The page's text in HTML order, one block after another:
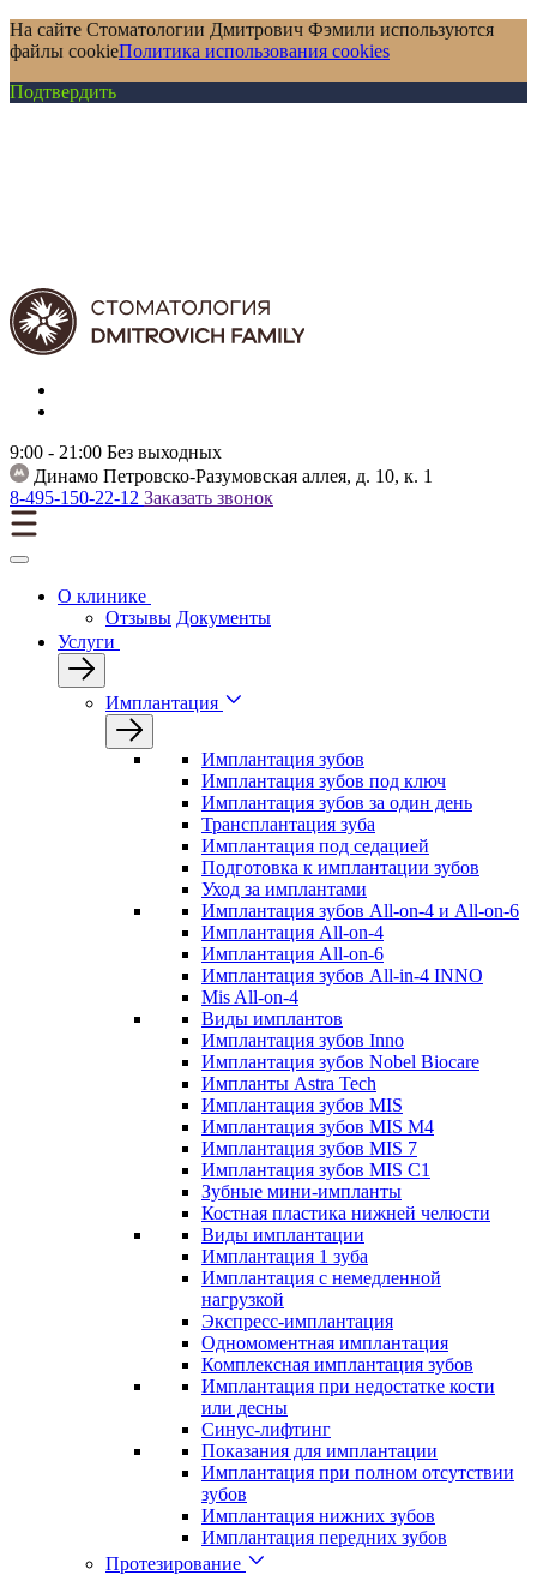
На сайте Стоматологии Дмитрович Фэмили используются
файлы cookieПолитика использования cookies
Подтвердить
9:00 - 21:00 Без выходных
Динамо Петровско-Разумовская аллея, д. 10, к. 1
8-495-150-22-12 Заказать звонок
О клинике
Отзывы Документы
Услуги
Имплантация
Имплантация зубов
Имплантация зубов под ключ
Имплантация зубов за один день
Трансплантация зуба
Имплантация под седацией
Подготовка к имплантации зубов
Уход за имплантами
Имплантация зубов All-on-4 и All-on-6
Имплантация All-on-4
Имплантация All-on-6
Имплантация зубов All-in-4 INNO
Mis All-on-4
Виды имплантов
Имплантация зубов Inno
Имплантация зубов Nobel Biocare
Импланты Astra Tech
Имплантация зубов MIS
Имплантация зубов MIS M4
Имплантация зубов MIS 7
Имплантация зубов MIS C1
Зубные мини-импланты
Костная пластика нижней челюсти
Виды имплантации
Имплантация 1 зуба
Имплантация с немедленной
нагрузкой
Экспресс-имплантация
Одномоментная имплантация
Комплексная имплантация зубов
Имплантация при недостатке кости
или десны
Синус-лифтинг
Показания для имплантации
Имплантация при полном отсутствии
зубов
Имплантация нижних зубов
Имплантация передних зубов
Протезирование